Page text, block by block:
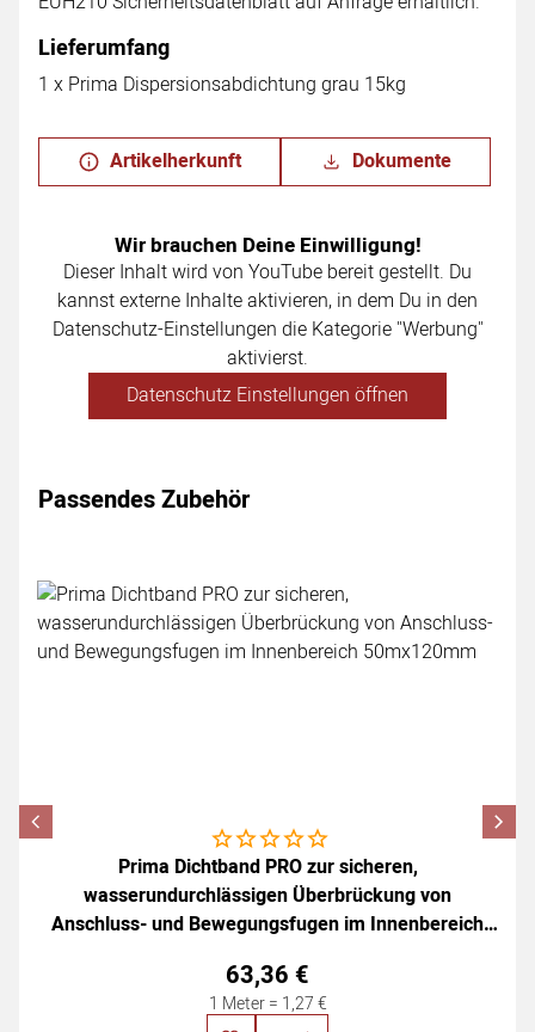
Lieferumfang
1 x Prima Dispersionsabdichtung grau 15kg
Artikelherkunft Dokumente
Wir brauchen Deine Einwilligung!
Dieser Inhalt wird von YouTube bereit gestellt. Du
kannst externe Inhalte aktivieren, in dem Du in den
Datenschutz-Einstellungen die Kategorie "Werbung"
aktivierst.
Datenschutz Einstellungen öffnen
Passendes Zubehör
Zubehör überspringen
Noch keine Bewertungen abgegeben
Prima Dichtband PRO zur sicheren,
wasserundurchlässigen Überbrückung von
Anschluss- und Bewegungsfugen im Innenbereich
63,36 €
1 Meter = 1,27€